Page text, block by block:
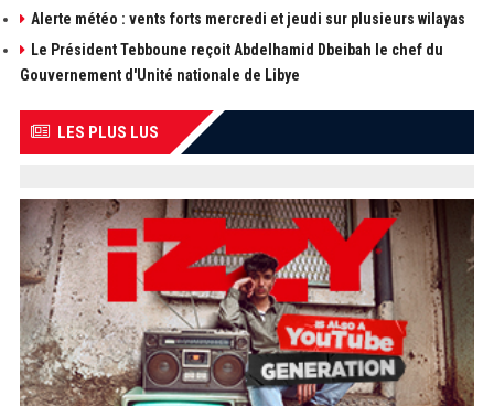
Alerte météo : vents forts mercredi et jeudi sur plusieurs wilayas
Le Président Tebboune reçoit Abdelhamid Dbeibah le chef du
Gouvernement d'Unité nationale de Libye
LES PLUS LUS